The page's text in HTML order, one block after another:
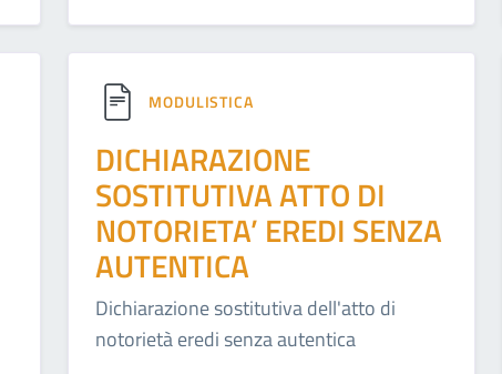
MODULISTICA
DICHIARAZIONE
SOSTITUTIVA ATTO DI
NOTORIETA’ EREDI SENZA
AUTENTICA
Dichiarazione sostitutiva dell'atto di
notorietà eredi senza autentica